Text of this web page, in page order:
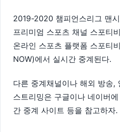
2019-2020 챔피언스리그 맨
프리미엄 스포츠 채널 스포티
온라인 스포츠 플랫폼 스포티
NOW)에서 실시간 중계된다.
다른 중계채널이나 해외 방송,
스트리밍은 구글이나 네이버
간 중계 사이트 등을 참고하자.